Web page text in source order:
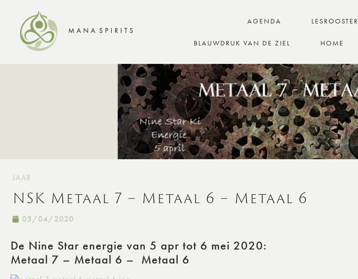
AGENDA LESROOSTER
BLAUWDRUK VAN DE ZIEL HOME
JAAR
NSK Metaal 7 – Metaal 6 – Metaal 6
05/04/2020
De Nine Star energie van 5 apr tot 6 mei 2020:
Metaal 7 – Metaal 6 – Metaal 6